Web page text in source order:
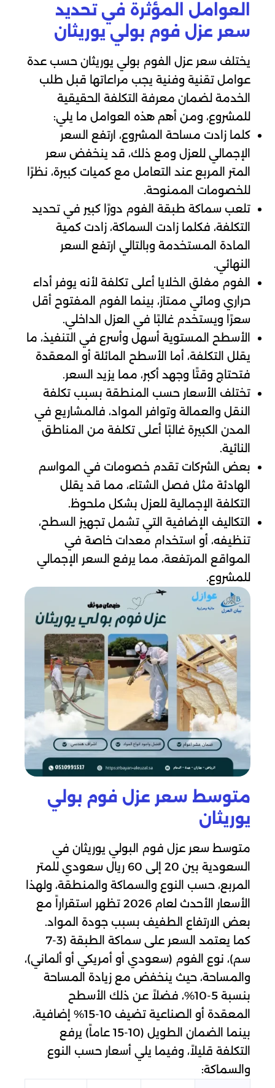
العوامل المؤثرة في تحديد
سعر عزل فوم بولي يوريثان
يختلف سعر عزل الفوم بولي يوريثان حسب عدة
عوامل تقنية وفنية يجب مراعاتها قبل طلب
الخدمة لضمان معرفة التكلفة الحقيقية
للمشروع، ومن أهم هذه العوامل ما يلي:
كلما زادت مساحة المشروع، ارتفع السعر
الإجمالي للعزل ومع ذلك، قد ينخفض سعر
المتر المربع عند التعامل مع كميات كبيرة، نظرًا
للخصومات الممنوحة.
تلعب سماكة طبقة الفوم دورًا كبير في تحديد
التكلفة، فكلما زادت السماكة، زادت كمية
المادة المستخدمة وبالتالي ارتفع السعر
النهائي.
الفوم مغلق الخلايا أعلى تكلفة لأنه يوفر أداء
حراري ومائي ممتاز، بينما الفوم المفتوح أقل
سعرًا ويستخدم غالبًا في العزل الداخلي.
الأسطح المستوية أسهل وأسرع في التنفيذ، ما
يقلل التكلفة، أما الأسطح المائلة أو المعقدة
فتحتاج وقتًا وجهد أكبر، مما يزيد السعر.
تختلف الأسعار حسب المنطقة بسبب تكلفة
النقل والعمالة وتوافر المواد، فالمشاريع في
المدن الكبيرة غالبًا أعلى تكلفة من المناطق
النائية.
بعض الشركات تقدم خصومات في المواسم
الهادئة مثل فصل الشتاء، مما قد يقلل
التكلفة الإجمالية للعزل بشكل ملحوظ.
التكاليف الإضافية التي تشمل تجهيز السطح،
تنظيفه، أو استخدام معدات خاصة في
المواقع المرتفعة، مما يرفع السعر الإجمالي
للمشروع.
متوسط سعر عزل فوم بولي
يوريثان
متوسط سعر عزل فوم البولي يوريثان في
السعودية بين 20 إلى 60 ريال سعودي للمتر
المربع، حسب النوع والسماكة والمنطقة، ولهذا
الأسعار الأحدث لعام 2026 تظهر استقراراً مع
بعض الارتفاع الطفيف بسبب جودة المواد.
كما يعتمد السعر على سماكة الطبقة (3-7
سم)، نوع الفوم (سعودي أو أمريكي أو ألماني)،
والمساحة، حيث ينخفض مع زيادة المساحة
بنسبة 5-10%، فضلاً عن ذلك الأسطح
المعقدة أو الصناعية تضيف 10-15% إضافية،
بينما الضمان الطويل (10-15 عاماً) يرفع
التكلفة قليلاً، وفيما يلي أسعار حسب النوع
والسماكة: